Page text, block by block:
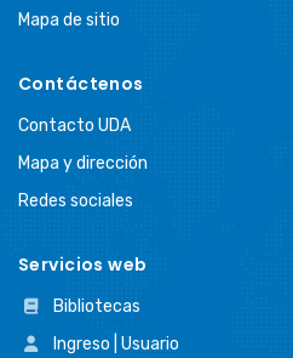
Mapa de sitio
Contáctenos
Contacto UDA
Mapa y dirección
Redes sociales
Servicios web
Bibliotecas
Ingreso | Usuario